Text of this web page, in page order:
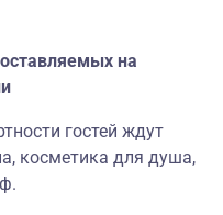
на
гостей ждут
косметика для душа,